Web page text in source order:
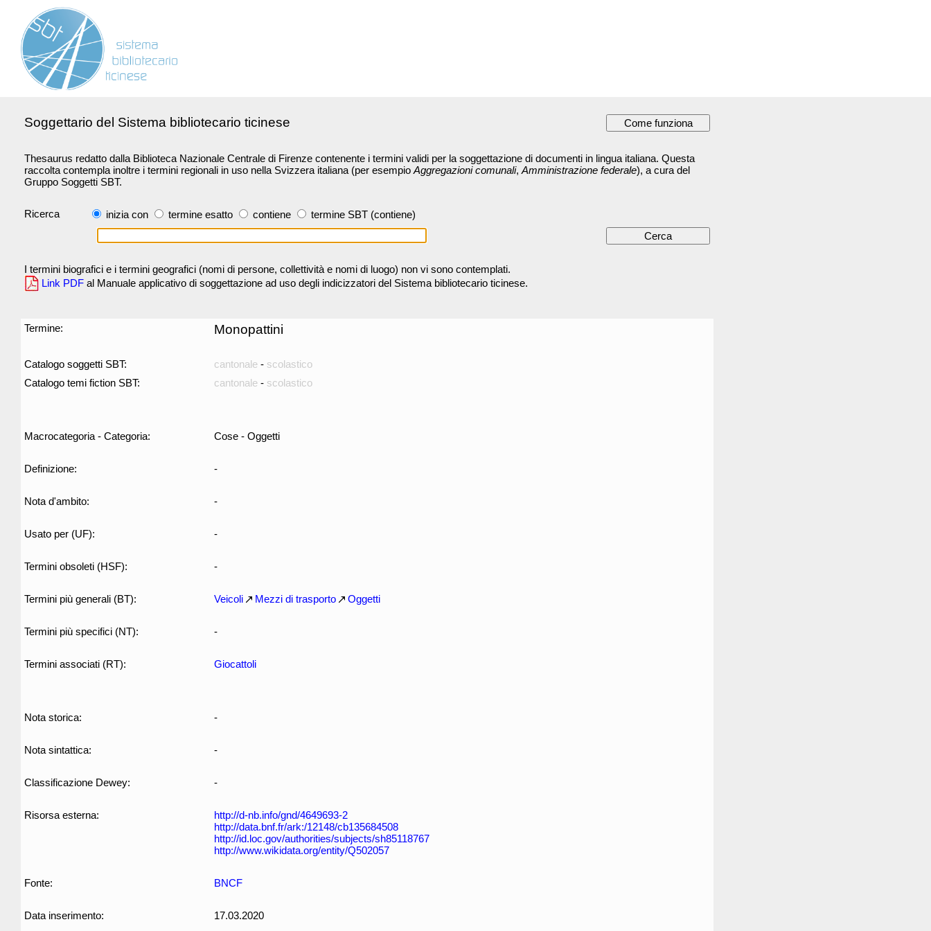
Soggettario del Sistema bibliotecario ticinese
Thesaurus redatto dalla Biblioteca Nazionale Centrale di Firenze contenente i termini validi per la soggettazione di documenti in lingua italiana. Questa
raccolta contempla inoltre i termini regionali in uso nella Svizzera italiana (per esempio Aggregazioni comunali, Amministrazione federale), a cura del
Gruppo Soggetti SBT.
Ricerca inizia con termine esatto contiene termine SBT (contiene)
I termini biografici e i termini geografici (nomi di persone, collettività e nomi di luogo) non vi sono contemplati.
Link PDF al Manuale applicativo di soggettazione ad uso degli indicizzatori del Sistema bibliotecario ticinese.
Termine: Monopattini
Catalogo soggetti SBT: cantonale - scolastico
Catalogo temi fiction SBT:
cantonale - scolastico
Macrocategoria - Categoria: Cose - Oggetti
Definizione: -
Nota d'ambito: -
Usato per (UF): -
Termini obsoleti (HSF): -
Termini più generali (BT): Veicoli Mezzi di trasporto Oggetti
Termini più specifici (NT): -
Termini associati (RT): Giocattoli
Nota storica: -
Nota sintattica: -
Classificazione Dewey: -
Risorsa esterna:
http://d-nb.info/gnd/4649693-2
http://data.bnf.fr/ark:/12148/cb135684508
http://id.loc.gov/authorities/subjects/sh85118767
http://www.wikidata.org/entity/Q502057
Fonte: BNCF
Data inserimento: 17.03.2020